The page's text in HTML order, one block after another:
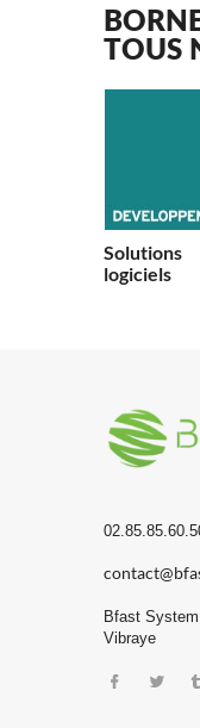
TOUS
Solutions
logiciels
Bfast
Vibraye